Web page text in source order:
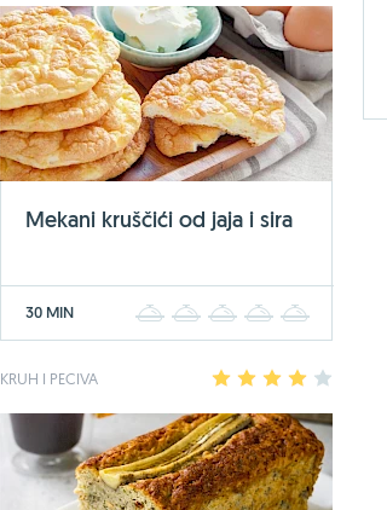
Mekani kruščići od jaja i sira
30 MIN 2 3 4
KRUH I PECIVA 2 3 4